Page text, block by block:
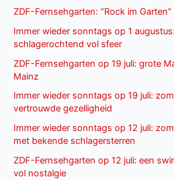
ZDF-Fernsehgarten: “Rock im Garten”
Immer wieder sonntags op 1
schlagerochtend vol sfeer
ZDF-Fernsehgarten op 19 juli: grote
Mainz
Immer wieder sonntags op 19 juli:
vertrouwde gezelligheid
Immer wieder sonntags op 12 juli:
met bekende schlagersterren
ZDF-Fernsehgarten op 12 juli: een
vol nostalgie